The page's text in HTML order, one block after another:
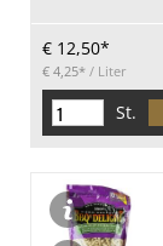
€ 12,50*
€ 4,25* / Liter
St.